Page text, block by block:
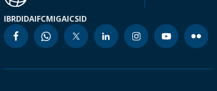
IBRDIDAIFCMIGAICSID